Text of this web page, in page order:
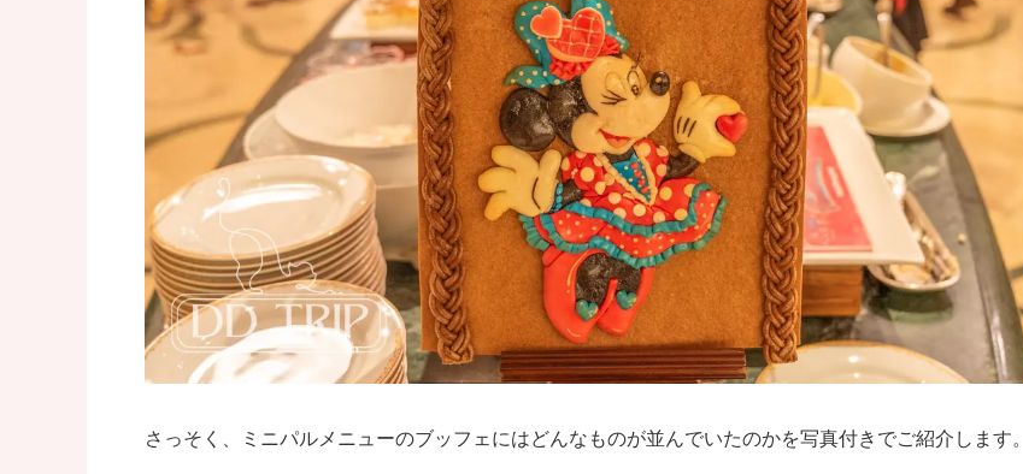
さっそく、ミニパルメニューのブッフェにはどんなものが並んでいたのかを写真付きでご紹介します。